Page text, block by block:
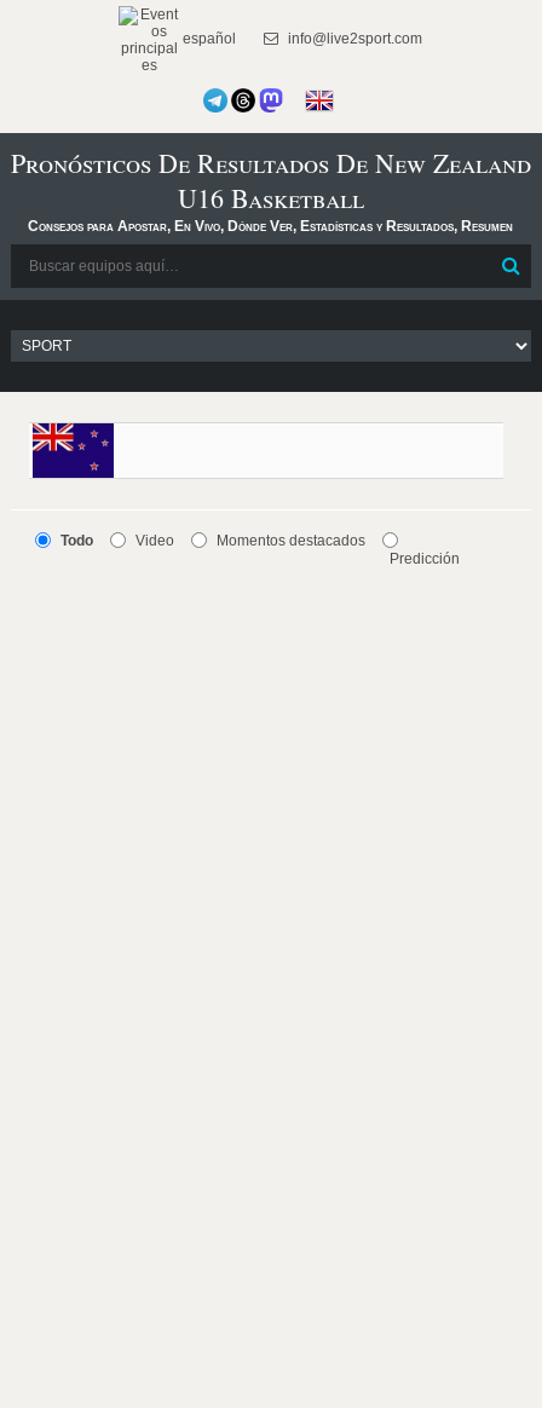
español info@live2sport.com
Pronósticos De Resultados De New Zealand
U16 Basketball
Consejos para Apostar, En Vivo, Dónde Ver, Estadísticas y Resultados, Resumen
Todo Video
Momentos destacados
Predicción